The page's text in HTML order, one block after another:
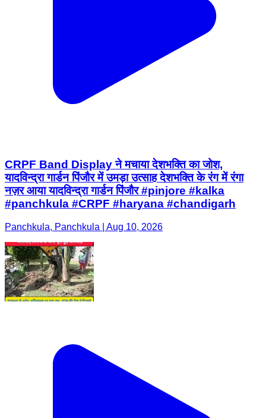
CRPF Band Display ने मचाया देशभक्ति का जोश,
यादविन्द्रा गार्डन पिंजौर में उमड़ा उत्साह देशभक्ति के रंग में रंगा
नज़र आया यादविन्द्रा गार्डन पिंजौर #pinjore #kalka
#panchkula #CRPF #haryana #chandigarh
Panchkula, Panchkula | Aug 10, 2026